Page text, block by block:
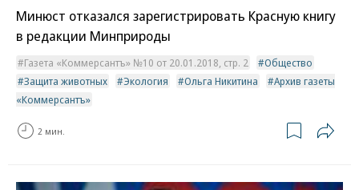
Минюст отказался зарегистрировать Красную книгу
в редакции Минприроды
Газета «Коммерсантъ» №10 от 20.01.2018, стр. 2
Общество
Защита животных
Экология Ольга Никитина
Архив газеты
«Коммерсантъ»
2 мин.